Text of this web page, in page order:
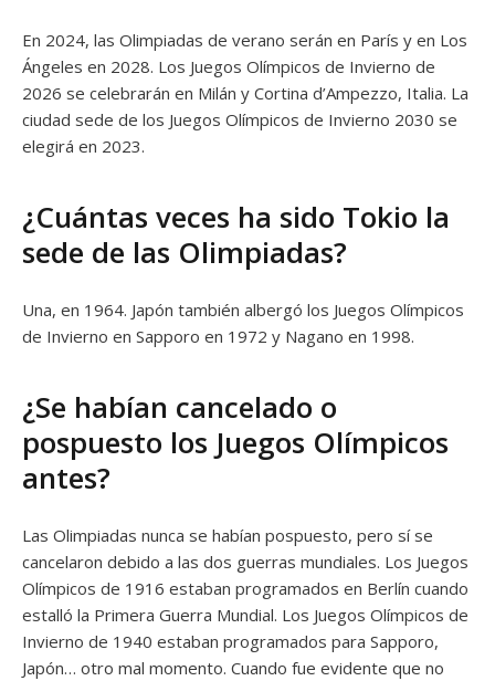
En 2024, las Olimpiadas de verano serán en París y en Los
Ángeles en 2028. Los Juegos Olímpicos de Invierno de
2026 se celebrarán en Milán y Cortina d’Ampezzo, Italia. La
ciudad sede de los Juegos Olímpicos de Invierno 2030 se
elegirá en 2023.
¿Cuántas veces ha sido Tokio la
sede de las Olimpiadas?
Una, en 1964. Japón también albergó los Juegos Olímpicos
de Invierno en Sapporo en 1972 y Nagano en 1998.
¿Se habían cancelado o
pospuesto los Juegos Olímpicos
antes?
Las Olimpiadas nunca se habían pospuesto, pero sí se
cancelaron debido a las dos guerras mundiales. Los Juegos
Olímpicos de 1916 estaban programados en Berlín cuando
estalló la Primera Guerra Mundial. Los Juegos Olímpicos de
Invierno de 1940 estaban programados para Sapporo,
Japón… otro mal momento. Cuando fue evidente que no